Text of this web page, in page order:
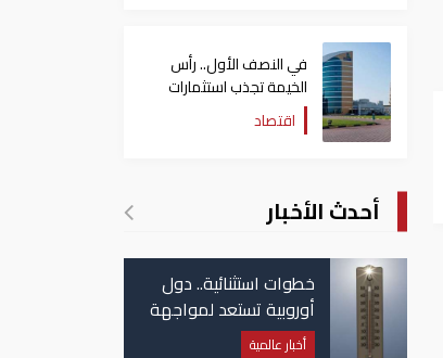
في النصف الأول.. رأس
الخيمة تجذب استثمارات
تتجاوز 771 مليون درهماقتصاد
أحدث الأخبار
خطوات استثنائية.. دول
أوروبية تستعد لمواجهة
موجة حر غير مسبوقة
أخبار عالمية